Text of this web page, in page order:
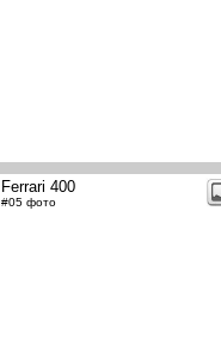
Ferrari 400
#05 фото